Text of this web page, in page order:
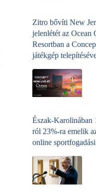
Zitro bővíti New
jelenlétét az Ocean
Resortban a
játékgép
Észak-Karolinában
ról 23%-ra emelik
online